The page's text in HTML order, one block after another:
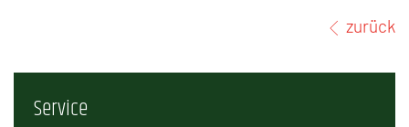
zurück
Service